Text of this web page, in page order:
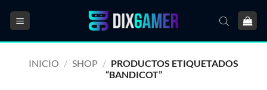
INICIO / SHOP / PRODUCTOS ETIQUETADOS
“BANDICOT”